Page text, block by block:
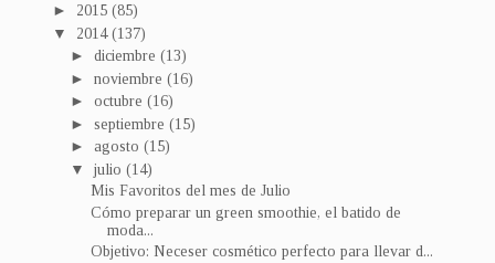
► 2015 (85)
▼ 2014 (137)
►diciembre(13)
►noviembre(16)
►octubre(16)
►septiembre(15)
►agosto(15)
▼julio(14)
Mis Favoritos del mes de Julio
Cómo preparar un green smoothie, el batido de
moda...
Objetivo: Neceser cosmético perfecto para llevar d...